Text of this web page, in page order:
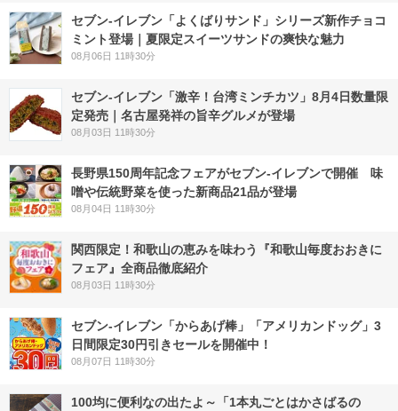
セブン‐イレブン「よくばりサンド」シリーズ新作チョコ
ミント登場｜夏限定スイーツサンドの爽快な魅力
08月06日 11時30分
セブン-イレブン「激辛！台湾ミンチカツ」8月4日数量限
定発売｜名古屋発祥の旨辛グルメが登場
08月03日 11時30分
長野県150周年記念フェアがセブン-イレブンで開催 味
噌や伝統野菜を使った新商品21品が登場
08月04日 11時30分
関西限定！和歌山の恵みを味わう『和歌山毎度おおきに
フェア』全商品徹底紹介
08月03日 11時30分
セブン‐イレブン「からあげ棒」「アメリカンドッグ」3
日間限定30円引きセールを開催中！
08月07日 11時30分
100均に便利なの出たよ～「1本丸ごとはかさばるの